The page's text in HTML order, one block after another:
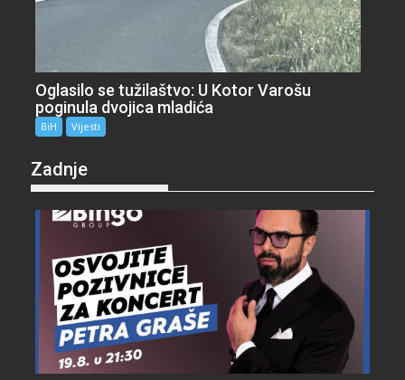
Oglasilo se tužilaštvo: U Kotor Varošu
poginula dvojica mladića
BiH Vijesti
Zadnje